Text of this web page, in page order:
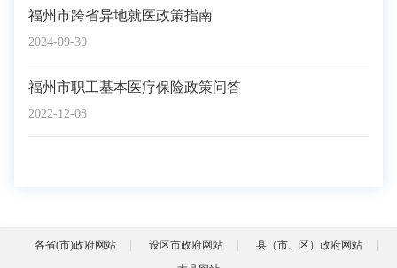
2024-09-30
福州市跨省异地就医政策指南
2022-12-08
福州市职工基本医疗保险政策问答
各省(市)政府网站 设区市政府网站
县（市、区）政府网站